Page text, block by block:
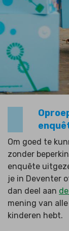
Om goed te
zonder
enquête
je in Deventer
dan deel aan
mening van
kinderen hebt.